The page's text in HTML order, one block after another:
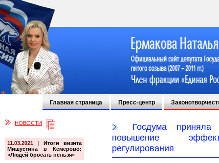
Главная страница Пресс-центр
НОВОСТИ
11.03.2021 |Итоги визита
Мишустина в Кемерово:
«Людей бросать нельзя»
Госдума
повышение
регулирования